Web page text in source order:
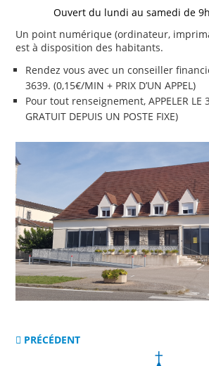
Ouvert du lundi au samedi de
Un point numérique (ordinateur,
est à disposition des habitants.
Rendez vous avec un conseiller
3639. (0,15€/MIN + PRIX D’UN APPEL)
Pour tout renseignement, APPELER LE
GRATUIT DEPUIS UN POSTE FIXE)
PRÉCÉDENT